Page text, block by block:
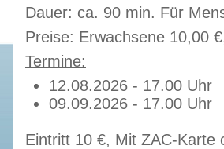
Dauer: ca. 90 min. Für
Preise: Erwachsene 10,00
Termine:
12.08.2026 - 17.00 Uhr
09.09.2026 - 17.00 Uhr
Eintritt 10 €, Mit ZAC-Karte